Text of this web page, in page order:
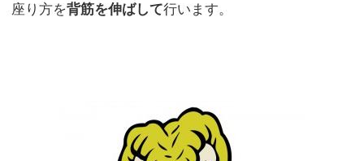
座り方を背筋を伸ばして行います。